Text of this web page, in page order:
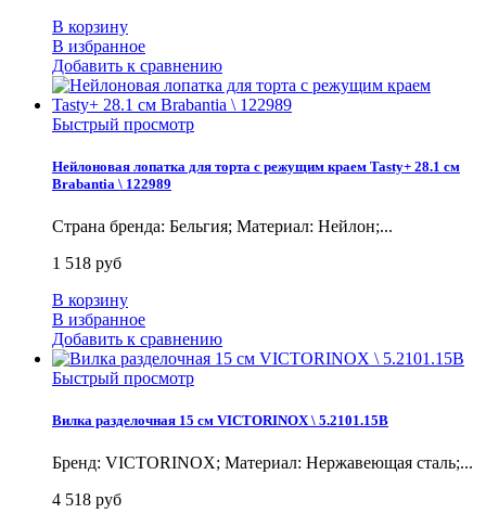
В корзину
В избранное
Добавить к сравнению
Быстрый просмотр
Нейлоновая лопатка для торта с режущим краем Tasty+ 28.1 см
Brabantia \ 122989
Страна бренда: Бельгия; Материал: Нейлон;...
1 518 руб
В корзину
В избранное
Добавить к сравнению
Быстрый просмотр
Вилка разделочная 15 см VICTORINOX \ 5.2101.15B
Бренд: VICTORINOX; Материал: Нержавеющая сталь;...
4 518 руб